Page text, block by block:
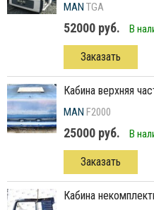
MAN TGA
52000 руб. В
Заказать
кабина верхняя
MAN F2000
25000 руб. В
Заказать
кабина